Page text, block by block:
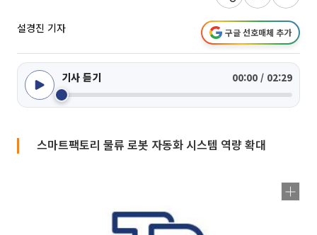
설경진 기자 구글 선호매체 추가
기사 듣기 00:00 / 02:29
스마트팩토리 물류 로봇 자동화 시스템 역량 확대